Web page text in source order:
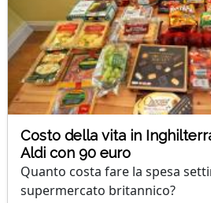
Costo della vita in
Aldi con 90 euro
Quanto costa fare la spesa
supermercato britannico?